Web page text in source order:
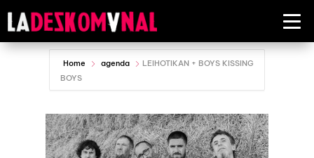
Home agenda
LEIHOTIKAN + BOYS KISSING
BOYS